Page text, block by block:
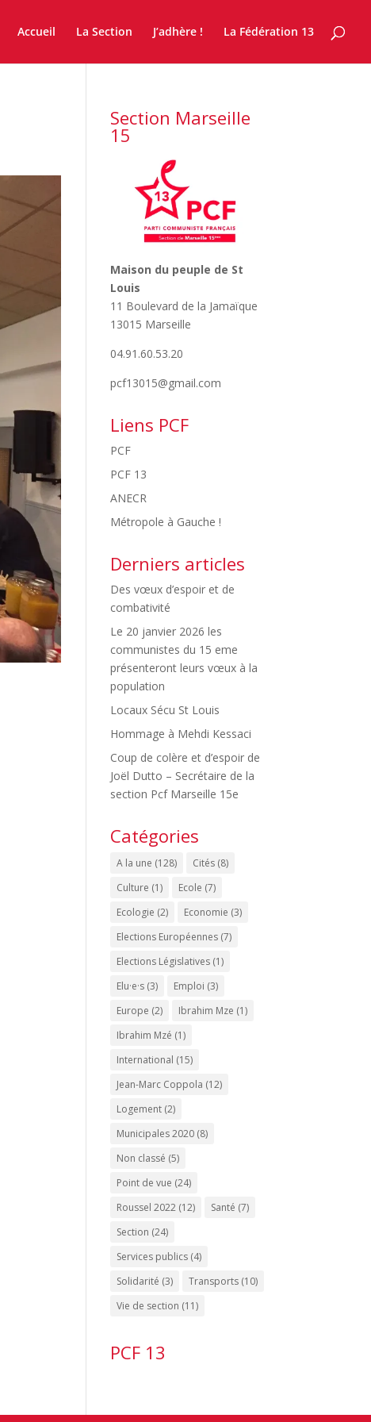
Accueil La Section J’adhère ! La Fédération 13
Section Marseille
15
Maison du peuple de St
Louis
11 Boulevard de la Jamaïque
13015 Marseille
04.91.60.53.20
pcf13015@gmail.com
Liens PCF
PCF
PCF 13
ANECR
Métropole à Gauche !
Derniers articles
Des vœux d’espoir et de
combativité
Le 20 janvier 2026 les
communistes du 15 eme
présenteront leurs vœux à la
population
Locaux Sécu St Louis
Hommage à Mehdi Kessaci
Coup de colère et d’espoir de
Joël Dutto – Secrétaire de la
section Pcf Marseille 15e
Catégories
A la une (128) Cités (8)
Culture (1) Ecole (7)
Ecologie (2) Economie (3)
Elections Européennes (7)
Elections Législatives (1)
Elu·e·s (3) Emploi (3)
Europe (2) Ibrahim Mze (1)
Ibrahim Mzé (1)
International (15)
Jean-Marc Coppola (12)
Logement (2)
Municipales 2020 (8)
Non classé (5)
Point de vue (24)
Roussel 2022 (12) Santé (7)
Section (24)
Services publics (4)
Solidarité (3) Transports (10)
Vie de section (11)
PCF 13